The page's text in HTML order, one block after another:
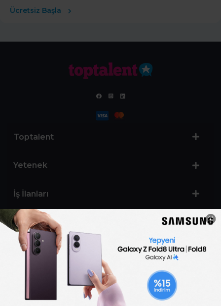
Ücretsiz Başla
Toptalent
Yetenek
İş İlanları
Sertifika Programları
Yetenek Testleri